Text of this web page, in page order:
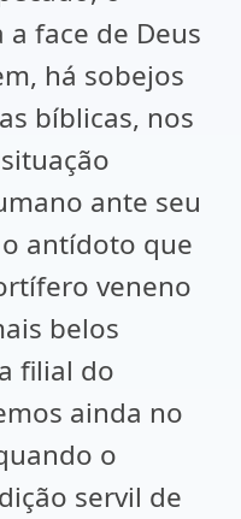
a face de Deus
há sobejos
bíblicas, nos
ante seu
antídoto que
veneno
belos
filial do
ainda no
o
servil de